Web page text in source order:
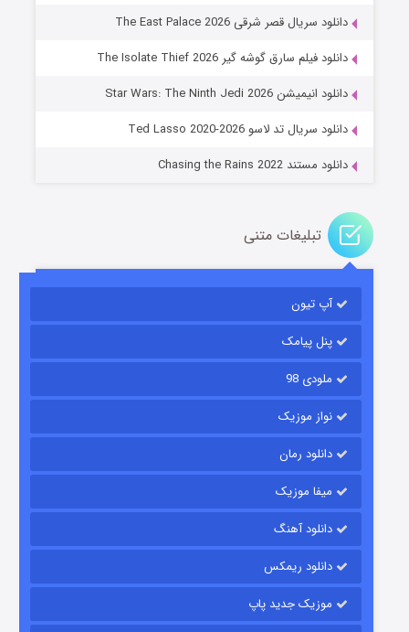
جادوگری در مغولستان
قسمت ۱۴ (زیرنویس) منتشر شد
رویایی برای تو
قسمت
دانلود سریال قصر شرقی The East Palace 2026
دانلود فیلم سارق گوشه گیر The Isolate Thief 2026
دانلود انیمیشن Star Wars: The Ninth Jedi 2026
دانلود سریال تد لاسو Ted Lasso 2020-2026
دانلود مستند Chasing the Rains 2022
تبلیغات متنی
آپ تیون
پنل پیامک
ملودی 98
نواز موزیک
دانلود رمان
میفا موزیک
دانلود آهنگ
دانلود ریمکس
موزیک جدید پاپ